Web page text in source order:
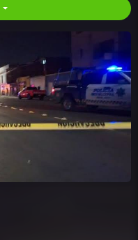
arrow_drop_down